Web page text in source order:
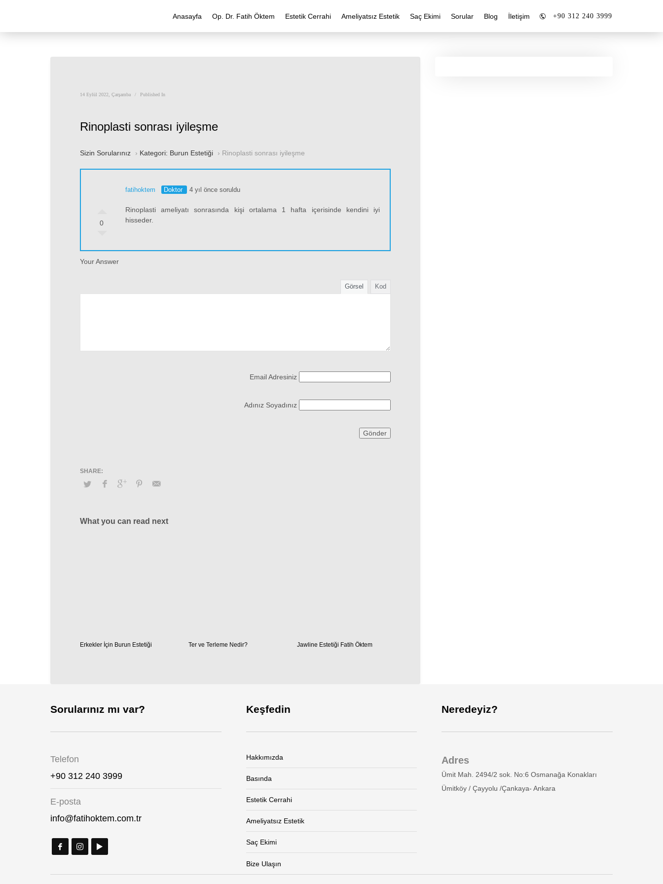
Anasayfa Op. Dr. Fatih Öktem Estetik Cerrahi Ameliyatsız Estetik Saç Ekimi Sorular Blog İletişim +90 312 240 3999
14 Eylül 2022, Çarşamba / Published In
Rinoplasti sonrası iyileşme
Sizin Sorularınız › Kategori: Burun Estetiği › Rinoplasti sonrası iyileşme
0
fatihoktem Doktor 4 yıl önce soruldu
Rinoplasti ameliyatı sonrasında kişi ortalama 1 hafta içerisinde kendini iyi
hisseder.
Your Answer
Görsel Kod
Email Adresiniz
Adınız Soyadınız
What you can read next
Erkekler İçin Burun Estetiği Ter ve Terleme Nedir? Jawline Estetiği Fatih Öktem
Sorularınız mı var?
Telefon
+90 312 240 3999
E-posta
info@fatihoktem.com.tr
Keşfedin
Hakkımızda
Basında
Estetik Cerrahi
Ameliyatsız Estetik
Saç Ekimi
Bize Ulaşın
Neredeyiz?
Adres
Ümit Mah. 2494/2 sok. No:6 Osmanağa Konakları
Ümitköy / Çayyolu /Çankaya- Ankara